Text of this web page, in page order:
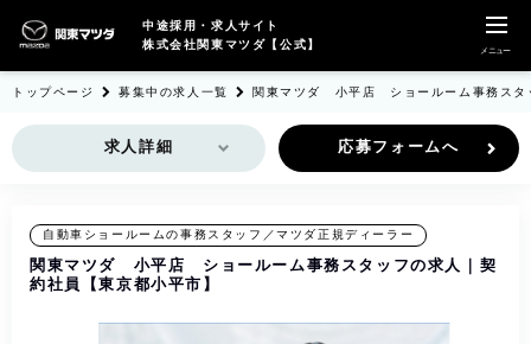
中途採用・求人サイト
株式会社関東マツダ【公式】
メニュー
トップページ 募集中の求人一覧 関東マツダ 小平店 ショールーム事務スタ
求人詳細 応募フォームへ
自動車ショールームの事務スタッフ／マツダ正規ディーラー
関東マツダ 小平店 ショールーム事務スタッフの求人｜契
約社員【東京都小平市】